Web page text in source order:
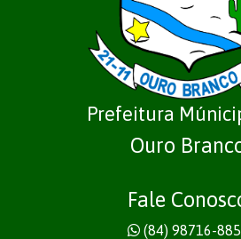
Prefeitura
Ouro
Fale
(84) 98716-